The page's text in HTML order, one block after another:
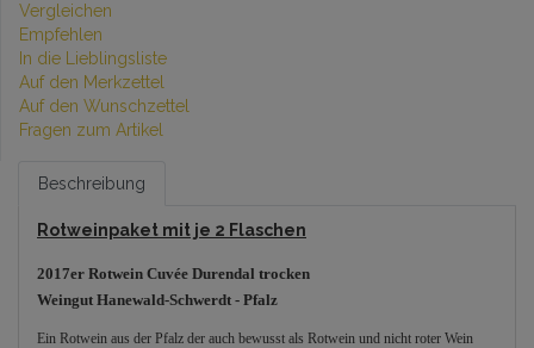
Vergleichen
Empfehlen
In die Lieblingsliste
Auf den Merkzettel
Auf den Wunschzettel
Fragen zum Artikel
Beschreibung
Rotweinpaket mit je 2 Flaschen
2017er Rotwein Cuvée Durendal trocken
Weingut Hanewald-Schwerdt - Pfalz
Ein Rotwein aus der Pfalz der auch bewusst als Rotwein und nicht roter Wein